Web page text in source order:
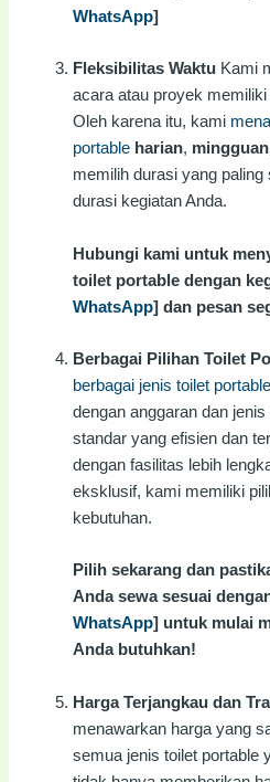
WhatsApp]
Fleksibilitas Waktu Kami
acara atau proyek
Oleh karena itu, kami
portable harian, mingguan
memilih durasi yang
durasi kegiatan Anda.
Hubungi kami untuk
toilet portable dengan
WhatsApp] dan pesan
Berbagai Pilihan Toilet
berbagai jenis toilet portable
dengan anggaran dan
standar yang efisien dan
dengan fasilitas lebih
eksklusif, kami memiliki
kebutuhan.
Pilih sekarang dan
Anda sewa sesuai
WhatsApp] untuk mulai
Anda butuhkan!
Harga Terjangkau dan
menawarkan harga yang
semua jenis toilet portable